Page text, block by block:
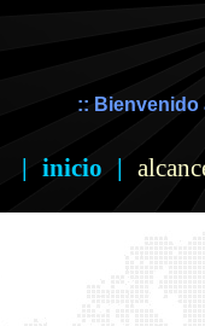
:: Bienvenido
| inicio |